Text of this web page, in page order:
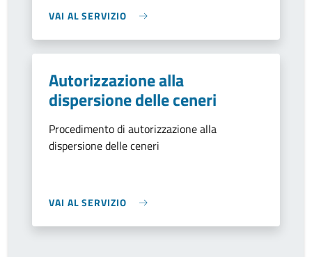
VAI AL SERVIZIO
Autorizzazione alla
dispersione delle ceneri
Procedimento di autorizzazione alla
dispersione delle ceneri
VAI AL SERVIZIO